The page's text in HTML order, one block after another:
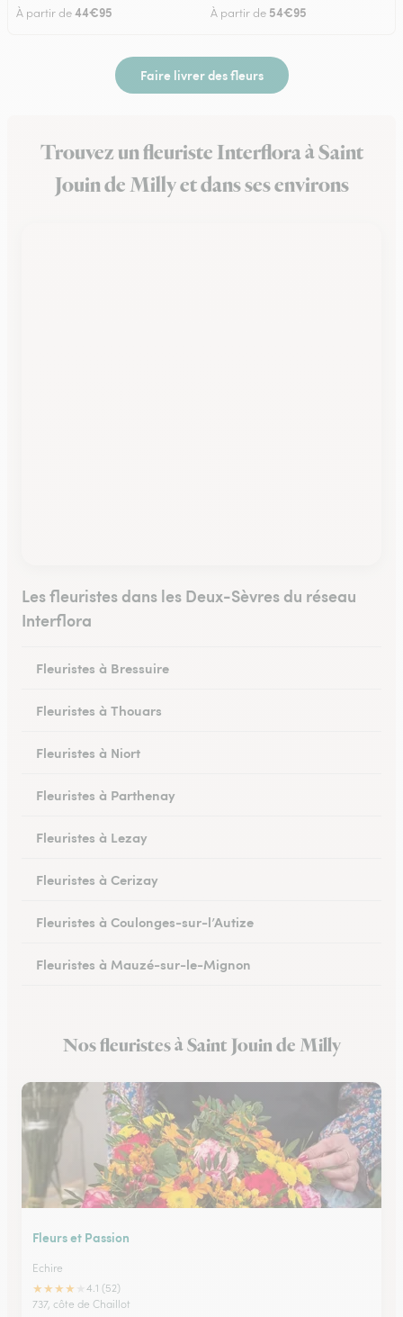
À partir de44€95 À partir de 54€95
Faire livrer des fleurs
Trouvez un fleuriste Interflora à Saint
Jouin de Milly et dans ses environs
Les fleuristes dans les Deux-Sèvres du réseau
Interflora
Fleuristes à Bressuire
Fleuristes à Thouars
Fleuristes à Niort
Fleuristes à Parthenay
Fleuristes à Lezay
Fleuristes à Cerizay
Fleuristes à Coulonges-sur-l’Autize
Fleuristes à Mauzé-sur-le-Mignon
Fleuristes à Celles-sur-Belle
Nos fleuristes à Saint Jouin de Milly
Fleurs et Passion
Echire
★★★★
4.1 (52)
737, côte de Chaillot